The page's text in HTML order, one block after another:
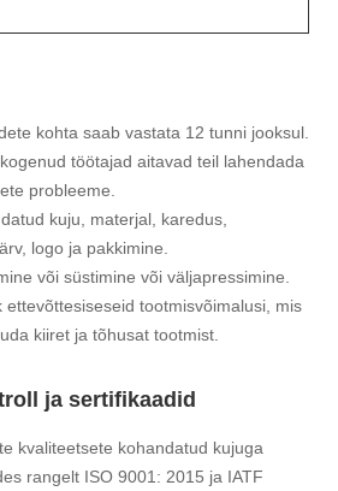
kohta saab vastata 12 tunni jooksul.
töötajad aitavad teil lahendada
probleeme.
kuju, materjal, karedus,
logo ja pakkimine.
või süstimine või väljapressimine.
ettevõttesiseseid tootmisvõimalusi, mis
kiiret ja tõhusat tootmist.
ja sertifikaadid
kvaliteetsete kohandatud kujuga
rangelt ISO 9001: 2015 ja IATF